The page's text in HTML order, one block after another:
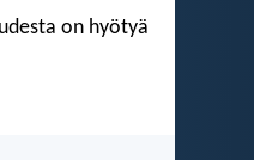
on hyötyä